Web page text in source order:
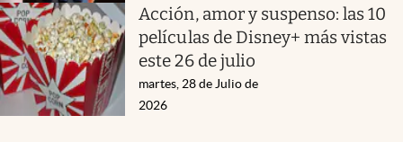
Acción, amor y suspenso: las 10
películas de Disney+ más vistas
este 26 de julio
martes, 28 de Julio de
2026